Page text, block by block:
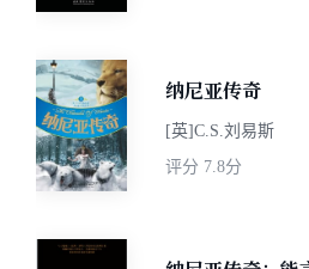
纳尼亚传奇
[英]C.S.刘易斯
评分 7.8分